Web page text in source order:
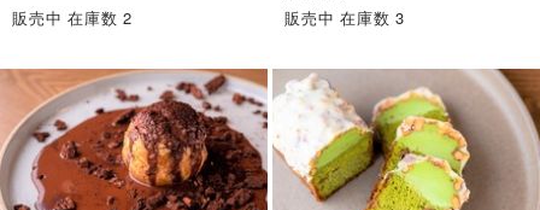
販売中 在庫数 2 販売中 在庫数 3